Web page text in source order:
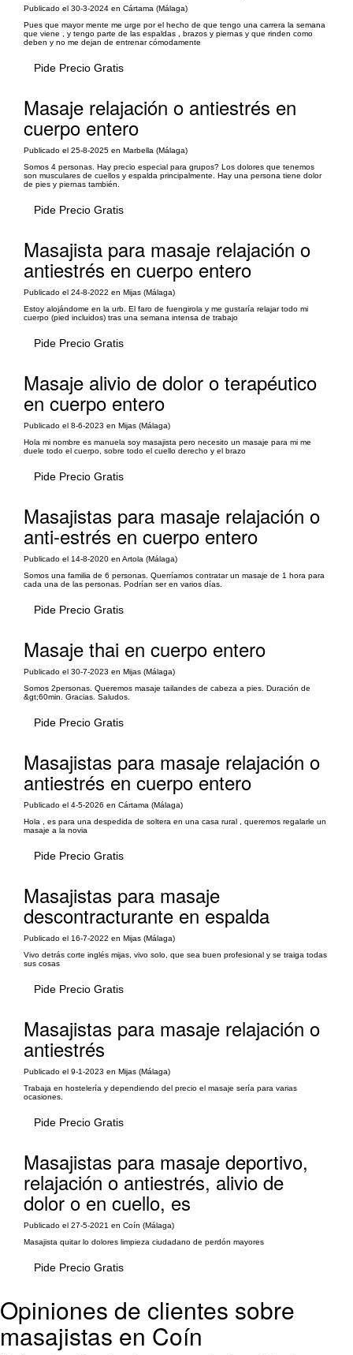
Publicado el 30-3-2024 en Cártama (Málaga)
Pues que mayor mente me urge por el hecho de que tengo una carrera la semana
que viene , y tengo parte de las espaldas , brazos y piernas y que rinden como
deben y no me dejan de entrenar cómodamente
Pide Precio Gratis
Masaje relajación o antiestrés en
cuerpo entero
Publicado el 25-8-2025 en Marbella (Málaga)
Somos 4 personas. Hay precio especial para grupos? Los dolores que tenemos
son musculares de cuellos y espalda principalmente. Hay una persona tiene dolor
de pies y piernas también.
Pide Precio Gratis
Masajista para masaje relajación o
antiestrés en cuerpo entero
Publicado el 24-8-2022 en Mijas (Málaga)
Estoy alojándome en la urb. El faro de fuengirola y me gustaría relajar todo mi
cuerpo (pied incluidos) tras una semana intensa de trabajo
Pide Precio Gratis
Masaje alivio de dolor o terapéutico
en cuerpo entero
Publicado el 8-6-2023 en Mijas (Málaga)
Hola mi nombre es manuela soy masajista pero necesito un masaje para mi me
duele todo el cuerpo, sobre todo el cuello derecho y el brazo
Pide Precio Gratis
Masajistas para masaje relajación o
anti-estrés en cuerpo entero
Publicado el 14-8-2020 en Artola (Málaga)
Somos una familia de 6 personas. Querríamos contratar un masaje de 1 hora para
cada una de las personas. Podrían ser en varios días.
Pide Precio Gratis
Masaje thai en cuerpo entero
Publicado el 30-7-2023 en Mijas (Málaga)
Somos 2personas. Queremos masaje tailandes de cabeza a pies. Duración de
&gt;60min. Gracias. Saludos.
Pide Precio Gratis
Masajistas para masaje relajación o
antiestrés en cuerpo entero
Publicado el 4-5-2026 en Cártama (Málaga)
Hola , es para una despedida de soltera en una casa rural , queremos regalarle un
masaje a la novia
Pide Precio Gratis
Masajistas para masaje
descontracturante en espalda
Publicado el 16-7-2022 en Mijas (Málaga)
Vivo detrás corte inglés mijas, vivo solo, que sea buen profesional y se traiga todas
sus cosas
Pide Precio Gratis
Masajistas para masaje relajación o
antiestrés
Publicado el 9-1-2023 en Mijas (Málaga)
Trabaja en hostelería y dependiendo del precio el masaje sería para varias
ocasiones.
Pide Precio Gratis
Masajistas para masaje deportivo,
relajación o antiestrés, alivio de
dolor o en cuello, es
Publicado el 27-5-2021 en Coín (Málaga)
Masajista quitar lo dolores limpieza ciudadano de perdón mayores
Pide Precio Gratis
Opiniones de clientes sobre
masajistas en Coín